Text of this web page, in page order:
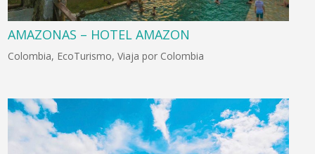
AMAZONAS – HOTEL AMAZON
Colombia, EcoTurismo,Viaja por Colombia